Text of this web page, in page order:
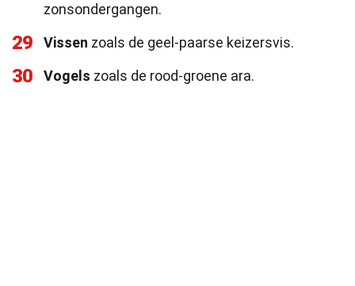
zonsondergangen.
29 Vissen zoals de geel-paarse keizersvis.
30 Vogels zoals de rood-groene ara.